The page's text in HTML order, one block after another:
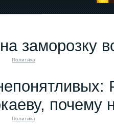
заморозку
Политика
Политика